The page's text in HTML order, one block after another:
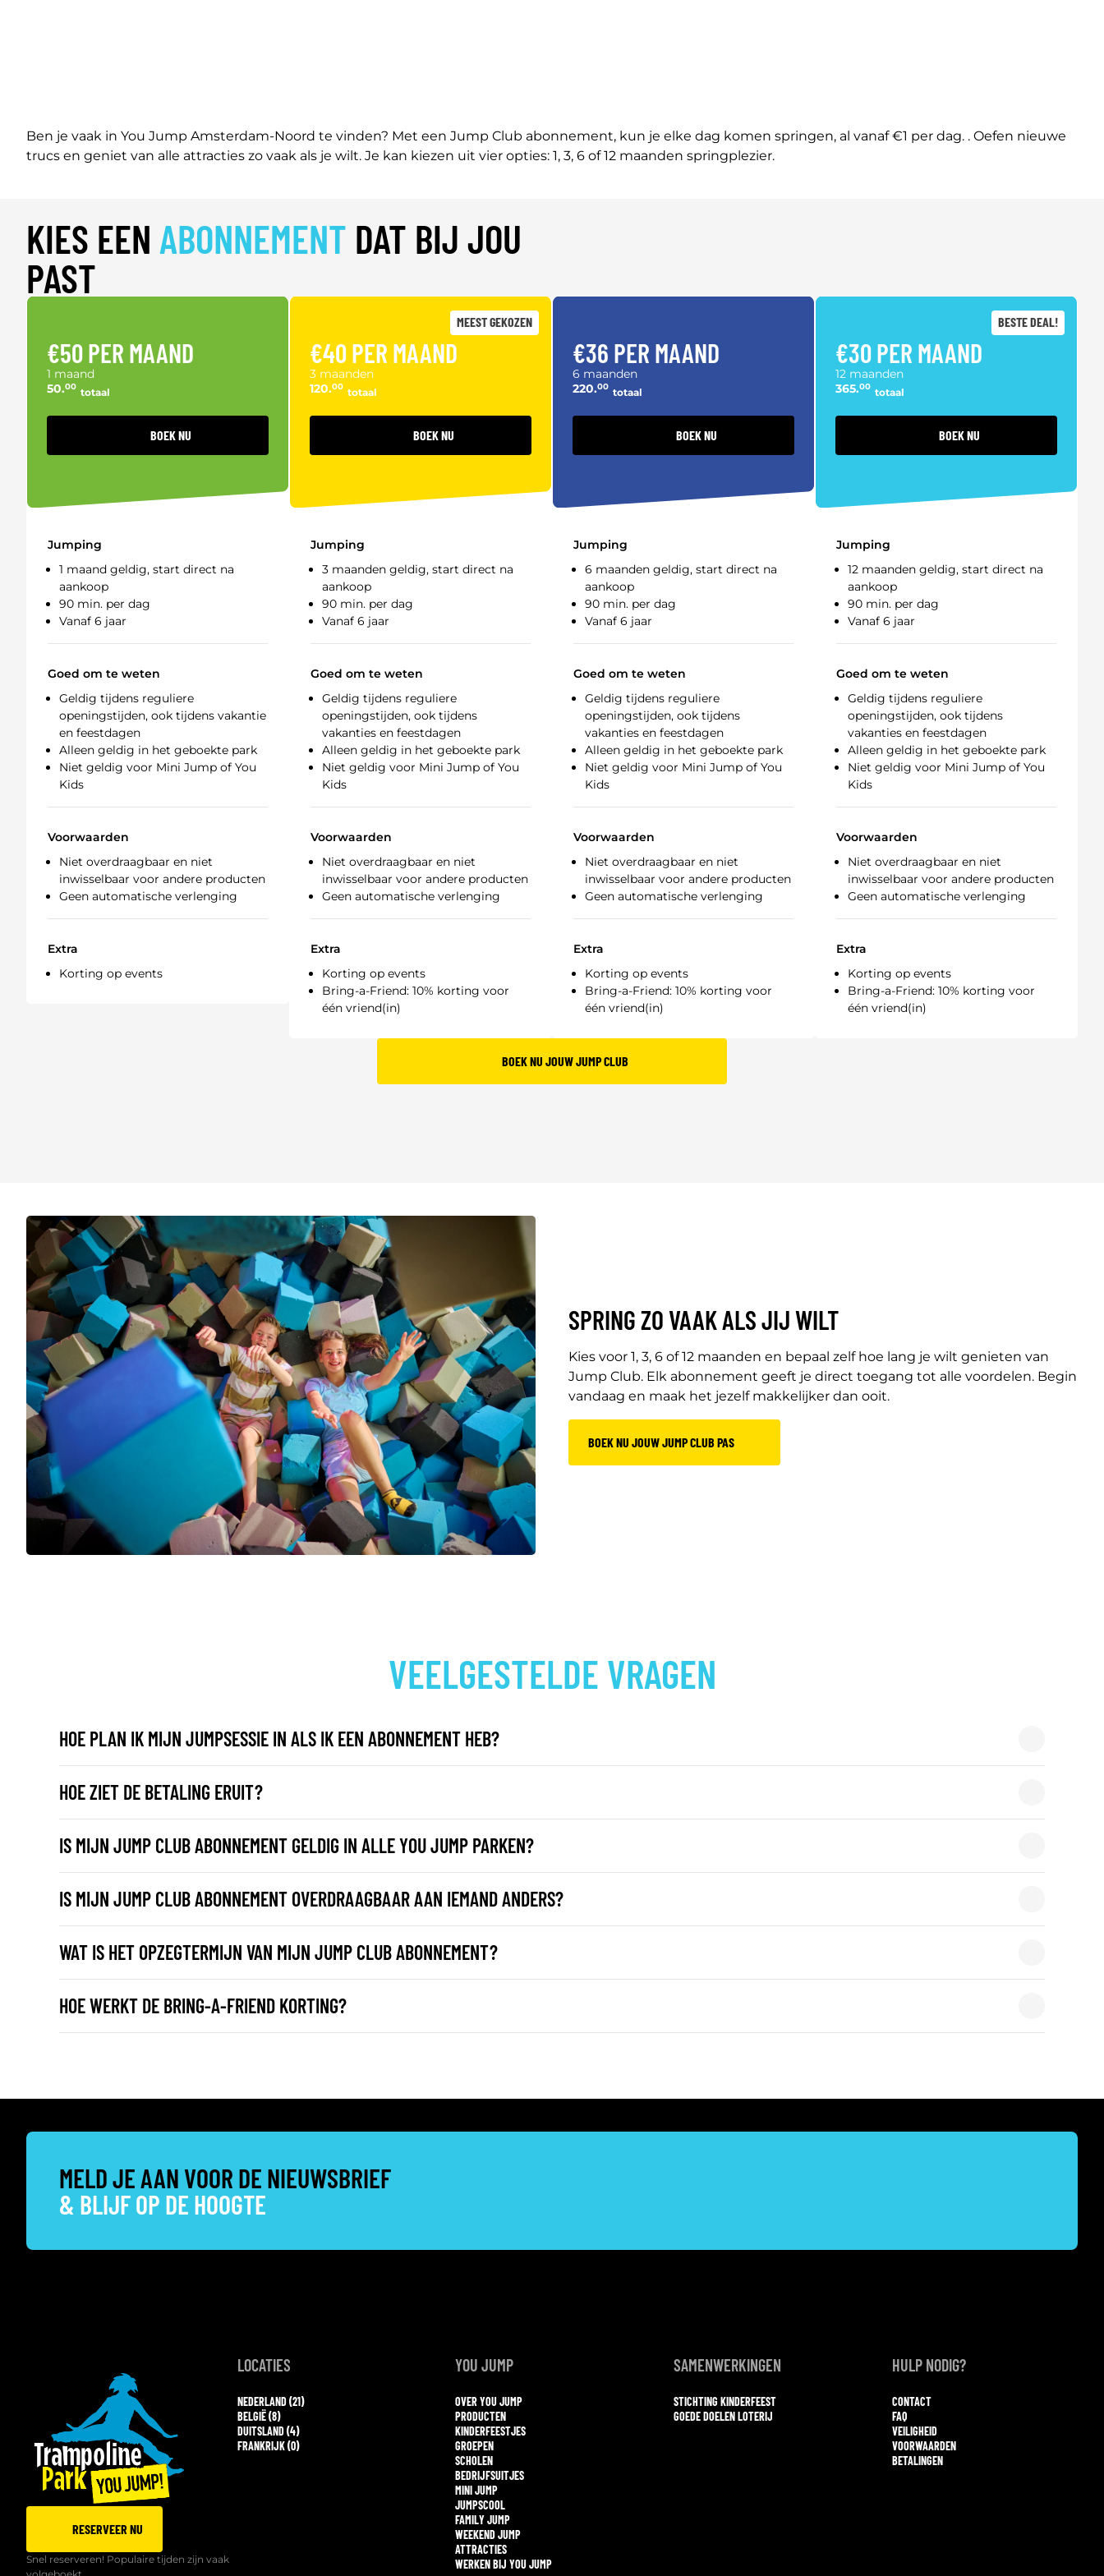
Ben je vaak in You Jump Amsterdam-Noord te vinden? Met een Jump Club abonnement, kun je elke dag komen springen, al vanaf €1 per dag. . Oefen nieuwe
trucs en geniet van alle attracties zo vaak als je wilt. Je kan kiezen uit vier opties: 1, 3, 6 of 12 maanden springplezier.
KIES EEN ABONNEMENT DAT BIJ JOU
PAST
€50 PER MAAND
1 maand
50.00 totaal
BOEK NU
Jumping
1 maand geldig, start direct na
aankoop
90 min. per dag
Vanaf 6 jaar
Goed om te weten
Geldig tijdens reguliere
openingstijden, ook tijdens vakantie
en feestdagen
Alleen geldig in het geboekte park
Niet geldig voor Mini Jump of You
Kids
Voorwaarden
Niet overdraagbaar en niet
inwisselbaar voor andere producten
Geen automatische verlenging
Extra
Korting op events
MEEST GEKOZEN
€40 PER MAAND
3 maanden
120.00 totaal
BOEK NU
Jumping
3 maanden geldig, start direct na
aankoop
90 min. per dag
Vanaf 6 jaar
Goed om te weten
Geldig tijdens reguliere
openingstijden, ook tijdens
vakanties en feestdagen
Alleen geldig in het geboekte park
Niet geldig voor Mini Jump of You
Kids
Voorwaarden
Niet overdraagbaar en niet
inwisselbaar voor andere producten
Geen automatische verlenging
Extra
Korting op events
Bring-a-Friend: 10% korting voor
één vriend(in)
€36 PER MAAND
6 maanden
220.00 totaal
BOEK NU
Jumping
6 maanden geldig, start direct na
aankoop
90 min. per dag
Vanaf 6 jaar
Goed om te weten
Geldig tijdens reguliere
openingstijden, ook tijdens
vakanties en feestdagen
Alleen geldig in het geboekte park
Niet geldig voor Mini Jump of You
Kids
Voorwaarden
Niet overdraagbaar en niet
inwisselbaar voor andere producten
Geen automatische verlenging
Extra
Korting op events
Bring-a-Friend: 10% korting voor
één vriend(in)
BESTE DEAL!
€30 PER MAAND
12 maanden
365.00 totaal
BOEK NU
Jumping
12 maanden geldig, start direct na
aankoop
90 min. per dag
Vanaf 6 jaar
Goed om te weten
Geldig tijdens reguliere
openingstijden, ook tijdens
vakanties en feestdagen
Alleen geldig in het geboekte park
Niet geldig voor Mini Jump of You
Kids
Voorwaarden
Niet overdraagbaar en niet
inwisselbaar voor andere producten
Geen automatische verlenging
Extra
Korting op events
Bring-a-Friend: 10% korting voor
één vriend(in)
BOEK NU JOUW JUMP CLUB
SPRING ZO VAAK ALS JIJ WILT
Kies voor 1, 3, 6 of 12 maanden en bepaal zelf hoe lang je wilt genieten van
Jump Club. Elk abonnement geeft je direct toegang tot alle voordelen. Begin
vandaag en maak het jezelf makkelijker dan ooit.
BOEK NU JOUW JUMP CLUB PAS
VEELGESTELDE VRAGEN
HOE PLAN IK MIJN JUMPSESSIE IN ALS IK EEN ABONNEMENT HEB?
HOE ZIET DE BETALING ERUIT?
IS MIJN JUMP CLUB ABONNEMENT GELDIG IN ALLE YOU JUMP PARKEN?
IS MIJN JUMP CLUB ABONNEMENT OVERDRAAGBAAR AAN IEMAND ANDERS?
WAT IS HET OPZEGTERMIJN VAN MIJN JUMP CLUB ABONNEMENT?
HOE WERKT DE BRING-A-FRIEND KORTING?
MELD JE AAN VOOR DE NIEUWSBRIEF
& BLIJF OP DE HOOGTE
RESERVEER NU
Snel reserveren! Populaire tijden zijn vaak
LOCATIES
NEDERLAND (21)
BELGIË (8)
DUITSLAND (4)
FRANKRIJK (0)
YOU JUMP
OVER YOU JUMP
PRODUCTEN
KINDERFEESTJES
GROEPEN
SCHOLEN
BEDRIJFSUITJES
MINI JUMP
JUMPSCOOL
FAMILY JUMP
WEEKEND JUMP
ATTRACTIES
WERKEN BIJ YOU JUMP
SAMENWERKINGEN
STICHTING KINDERFEEST
GOEDE DOELEN LOTERIJ
HULP NODIG?
CONTACT
FAQ
VEILIGHEID
VOORWAARDEN
BETALINGEN